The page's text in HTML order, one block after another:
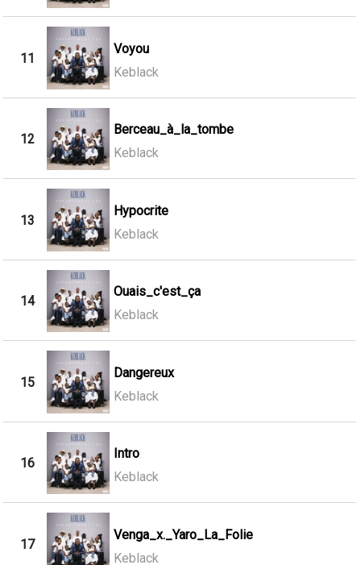
11
Voyou
Keblack
12
Berceau_à_la_tombe
Keblack
13
Hypocrite
Keblack
14
Ouais_c'est_ça
Keblack
15
Dangereux
Keblack
16
Intro
Keblack
17
Venga_x._Yaro_La_Folie
Keblack